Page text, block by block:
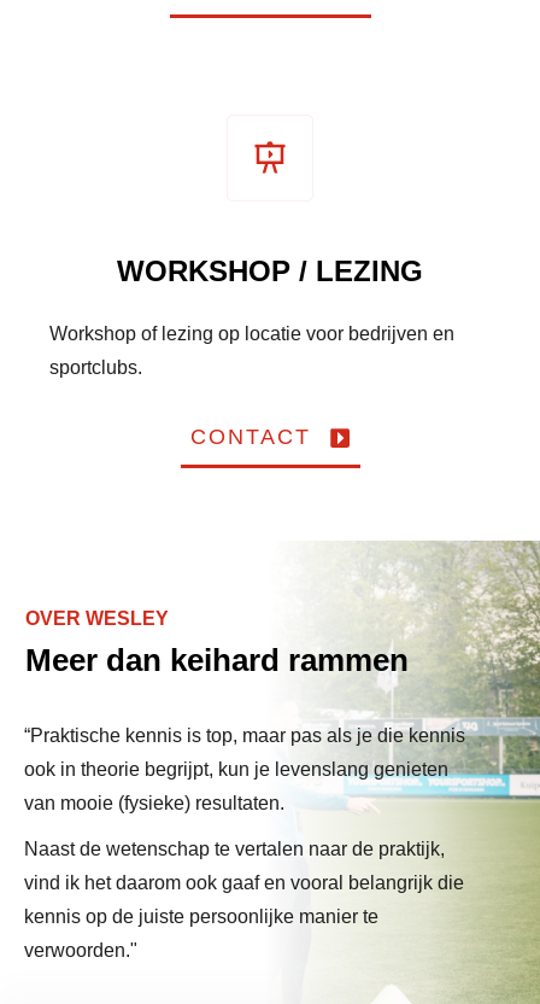
WORKSHOP / LEZING
Workshop of lezing op locatie voor bedrijven en
sportclubs.
CONTACT
OVER WESLEY
Meer dan keihard rammen
“Praktische kennis is top, maar pas als je die kennis
ook in theorie begrijpt, kun je levenslang genieten
van mooie (fysieke) resultaten.
Naast de wetenschap te vertalen naar de praktijk,
vind ik het daarom ook gaaf en vooral belangrijk die
kennis op de juiste persoonlijke manier te
verwoorden."